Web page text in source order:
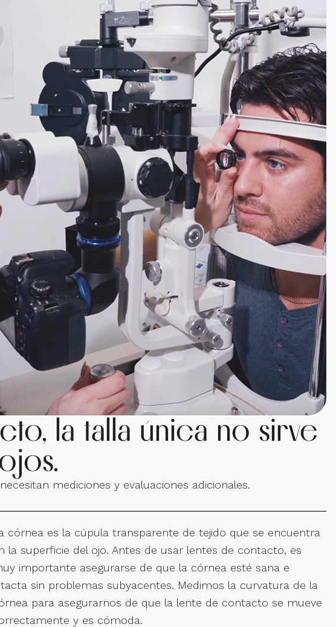
la talla única no sirve
mediciones y evaluaciones adicionales.
córnea es la cúpula transparente de tejido que se encuentra
la superficie del ojo. Antes de usar lentes de contacto, es
importante asegurarse de que la córnea esté sana e
sin problemas subyacentes. Medimos la curvatura de la
para asegurarnos de que la lente de contacto se mueve
y es cómoda.